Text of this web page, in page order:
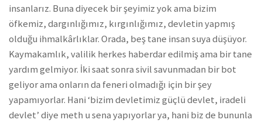
insanlarız. Buna diyecek bir şeyimiz yok ama bizim
öfkemiz, dargınlığımız, kırgınlığımız, devletin yapmış
olduğu ihmalkârlıklar. Orada, beş tane insan suya düşüyor.
Kaymakamlık, valilik herkes haberdar edilmiş ama bir tane
yardım gelmiyor. İki saat sonra sivil savunmadan bir bot
geliyor ama onların da feneri olmadığı için bir şey
yapamıyorlar. Hani ‘bizim devletimiz güçlü devlet, iradeli
devlet’ diye meth u sena yapıyorlar ya, hani biz de bununla